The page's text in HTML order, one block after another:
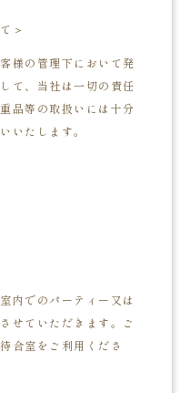
＞
様の管理下において発
て、当社は一切の責任
品等の取扱いには十分
いたします。
内でのパーティー又は
せていただきます。ご
合室をご利用くださ